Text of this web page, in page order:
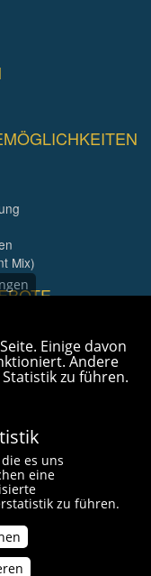
Mix)
vorbehalten.
Einige davon
Andere
zu führen.
es uns
eine
zu führen.